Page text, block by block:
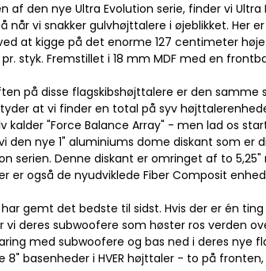
af den nye Ultra Evolution serie, finder vi
når vi snakker gulvhøjttalere i øjeblikket. Her
at kigge på det enorme 127 centimeter
styk. Fremstillet i 18 mm MDF med en
på disse flagskibshøjttalere er den samme
at vi finder en total på syv
kalder "Force Balance Array" - men lad os
den nye 1" aluminiums dome diskant som
serien. Denne diskant er omringet af to
er også de nyudviklede Fiber Composit
gemt det bedste til sidst. Hvis der er én
deres subwoofere som høster ros verden
med subwoofere og bas ned i deres nye
8" basenheder i HVER højttaler - to på